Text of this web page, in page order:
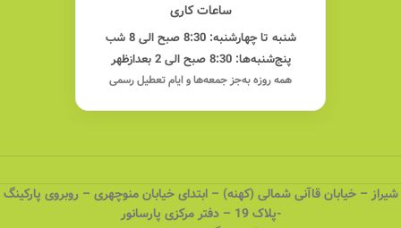
ساعات کاری
شنبه تا چهارشنبه: 8:30 صبح الی 8 شب
پنج‌شنبه‌ها: 8:30 صبح الی 2 بعدازظهر
همه روزه به‌جز جمعه‌ها و ایام تعطیل رسمی
شیراز – خیابان قاآنی شمالی (کهنه) – ابتدای خیابان منوچهری – روبروی پارکینگ
-پلاک 19 – دفتر مرکزی پارسانور